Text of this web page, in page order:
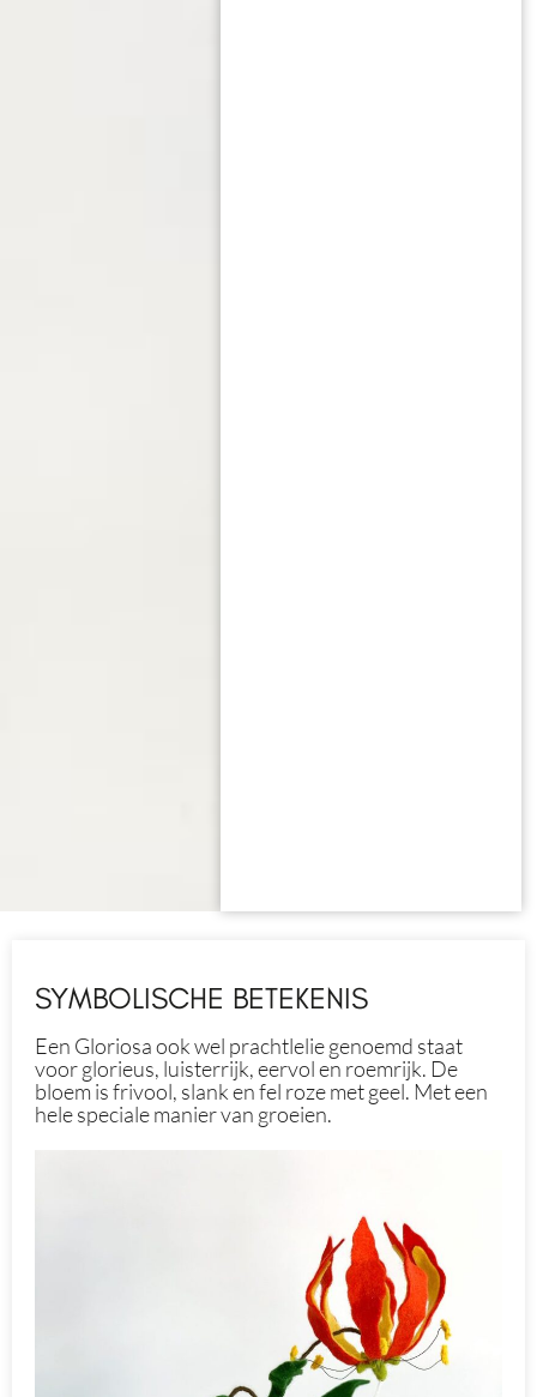
SYMBOLISCHE BETEKENIS
Een Gloriosa ook wel prachtlelie genoemd staat
voor glorieus, luisterrijk, eervol en roemrijk. De
bloem is frivool, slank en fel roze met geel. Met een
hele speciale manier van groeien.